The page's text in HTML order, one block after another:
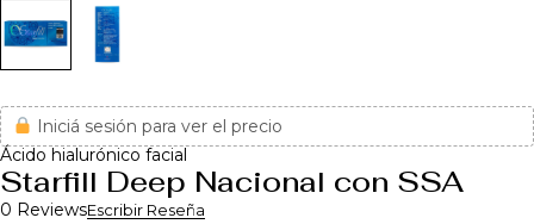
Iniciá sesión para ver el precio
Ácido hialurónico facial
Starfill Deep Nacional con SSA
0 ReviewsEscribir Reseña